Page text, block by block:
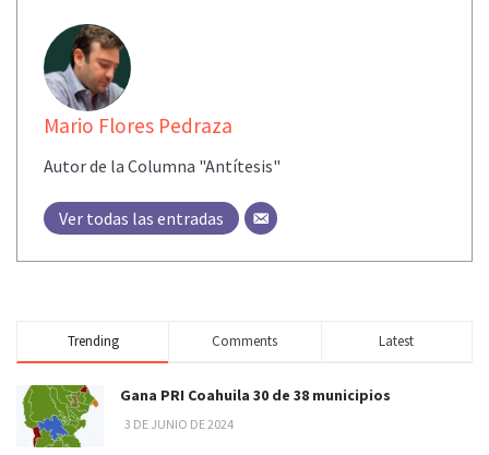
Mario Flores Pedraza
Autor de la Columna "Antítesis"
Ver todas las entradas
Trending Comments Latest
Gana PRI Coahuila 30 de 38 municipios
3 DE JUNIO DE 2024